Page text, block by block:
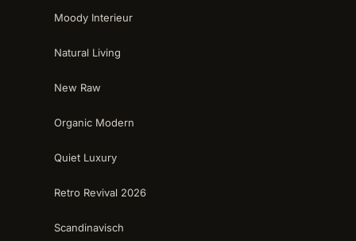
Moody Interieur
Natural Living
New Raw
Organic Modern
Quiet Luxury
Retro Revival 2026
Scandinavisch